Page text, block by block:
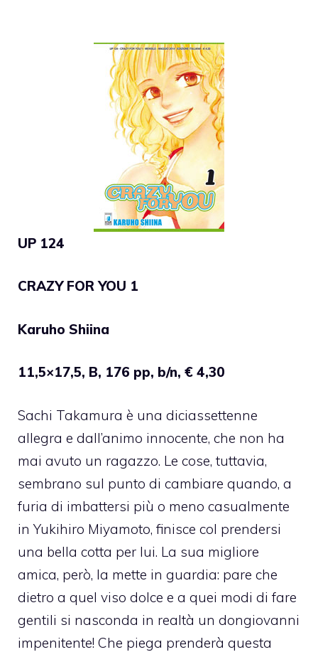
UP 124
CRAZY FOR YOU 1
Karuho Shiina
11,5×17,5, B, 176 pp, b/n, € 4,30
Sachi Takamura è una diciassettenne
allegra e dall’animo innocente, che non ha
mai avuto un ragazzo. Le cose, tuttavia,
sembrano sul punto di cambiare quando, a
furia di imbattersi più o meno casualmente
in Yukihiro Miyamoto, finisce col prendersi
una bella cotta per lui. La sua migliore
amica, però, la mette in guardia: pare che
dietro a quel viso dolce e a quei modi di fare
gentili si nasconda in realtà un dongiovanni
impenitente! Che piega prenderà questa